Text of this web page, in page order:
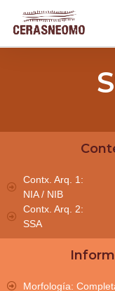
Contx. Arq. 1:
NIA / NIB
Contx. Arq. 2:
SSA
Morfología: